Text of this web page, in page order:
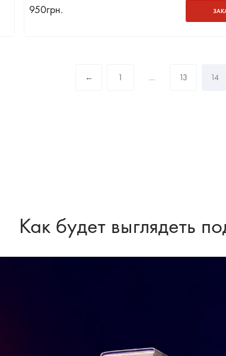
950грн.
← 1 … 13 14
Как будет выглядеть